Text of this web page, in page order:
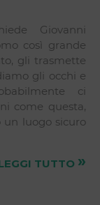
Giovanni
così grande
gli trasmette
gli occhi e
ci
come questa,
un luogo sicuro
TUTTO »